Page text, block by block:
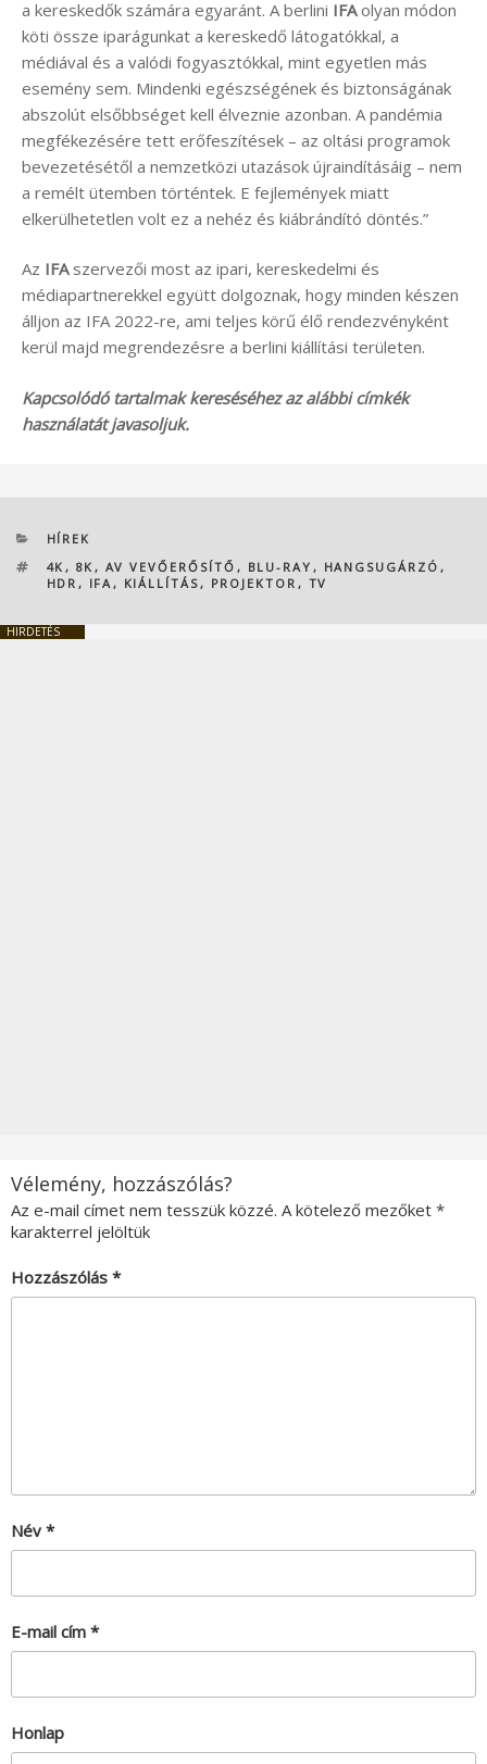
a kereskedők számára egyaránt. A berlini IFAolyan módon
köti össze iparágunkat a kereskedő látogatókkal, a
médiával és a valódi fogyasztókkal, mint egyetlen más
esemény sem. Mindenki egészségének és biztonságának
abszolút elsőbbséget kell élveznie azonban. A pandémia
megfékezésére tett erőfeszítések – az oltási programok
bevezetésétől a nemzetközi utazások újraindításáig – nem
a remélt ütemben történtek. E fejlemények miatt
elkerülhetetlen volt ez a nehéz és kiábrándító döntés.”
Az IFAszervezői most az ipari, kereskedelmi és
médiapartnerekkel együtt dolgoznak, hogy minden készen
álljon az IFA 2022-re, ami teljes körű élő rendezvényként
kerül majd megrendezésre a berlini kiállítási területen.
Kapcsolódó tartalmak kereséséhez az alábbi címkék
használatát javasoljuk.
KATEGÓRIÁK
HÍREK
CÍMKÉK
4K , 8K , AV VEVŐERŐSÍTŐ , BLU-RAY , HANGSUGÁRZÓ ,
HDR , IFA, KIÁLLÍTÁS, PROJEKTOR , TV
HIRDETÉS
Vélemény, hozzászólás?
Az e-mail címet nem tesszük közzé. A kötelező mezőket *
karakterrel jelöltük
Hozzászólás *
Név *
E-mail cím *
Honlap